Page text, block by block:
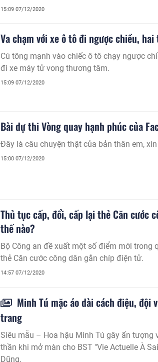
15:09 07/12/2020
Va chạm với xe ô tô đi ngược chiều,
Cú tông mạnh vào chiếc ô tô chạy ngược
đi xe máy tử vong thương tâm.
15:09 07/12/2020
Bài dự thi Vòng quay hạnh phúc của
Đây là câu chuyện thật của bản thân em,
15:00 07/12/2020
Thủ tục cấp, đổi, cấp lại thẻ Căn cước
thế nào?
Bộ Công an đề xuất một số điểm mới trong
thẻ Căn cước công dân gắn chíp điện tử.
14:57 07/12/2020
Minh Tú mặc áo dài cách điệu, đội
trang
Siêu mẫu – Hoa hậu Minh Tú gây ấn tượng
thần khi mở màn cho BST "Vie Actuelle À
Dũng.